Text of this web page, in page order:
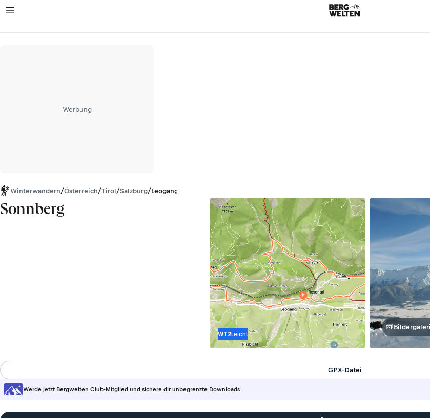
Werbung
Winterwandern/Österreich/Tirol/Salzburg/Leoganger und Loferer Steinberge
Sonnberg
WT2Leicht
Werde jetzt Bergwelten Club-Mitglied und sichere dir unbegrenzte Downloads
GPX-Datei